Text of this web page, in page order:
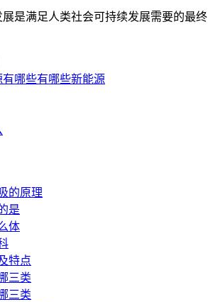
满足人类社会可持续发展需要的最终
有哪些有哪些新能源
的原理
是
体
特点
三类
三类